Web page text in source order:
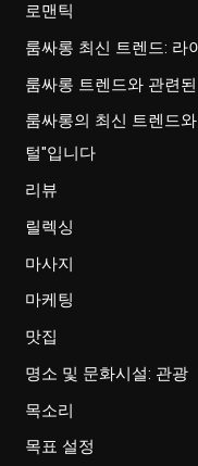
로맨틱
룸싸롱 최신 트렌드: 라
룸싸롱 트렌드와 관련
룸싸롱의 최신 트렌드
털"입니다
리뷰
릴렉싱
마사지
마케팅
맛집
명소 및 문화시설: 관광
목소리
목표 설정